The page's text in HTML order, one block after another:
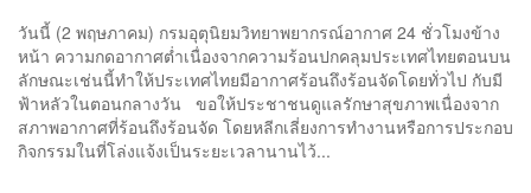
วันนี้ (2 พฤษภาคม) กรมอุตุนิยมวิทยาพยากรณ์อากาศ 24 ชั่วโมงข้าง
หน้า ความกดอากาศต่ำเนื่องจากความร้อนปกคลุมประเทศไทยตอนบน
ลักษณะเช่นนี้ทำให้ประเทศไทยมีอากาศร้อนถึงร้อนจัดโดยทั่วไป กับมี
ฟ้าหลัวในตอนกลางวัน ขอให้ประชาชนดูแลรักษาสุขภาพเนื่องจาก
สภาพอากาศที่ร้อนถึงร้อนจัด โดยหลีกเลี่ยงการทำงานหรือการประกอบ
กิจกรรมในที่โล่งแจ้งเป็นระยะเวลานานไว้...